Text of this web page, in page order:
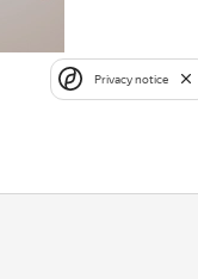
Privacy notice